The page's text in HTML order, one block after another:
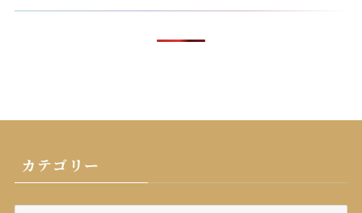
カテゴリー